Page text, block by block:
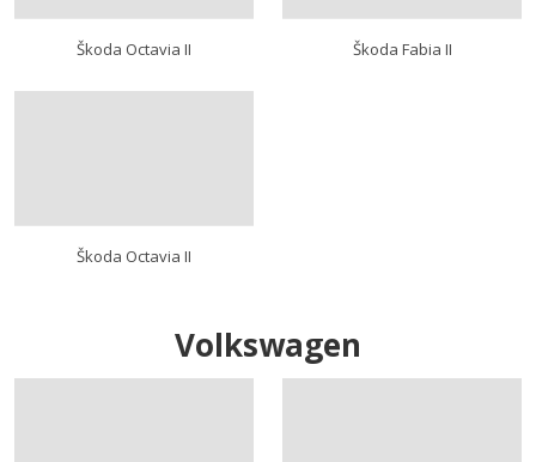
Škoda Octavia II Škoda Fabia II
Škoda Octavia II
Volkswagen